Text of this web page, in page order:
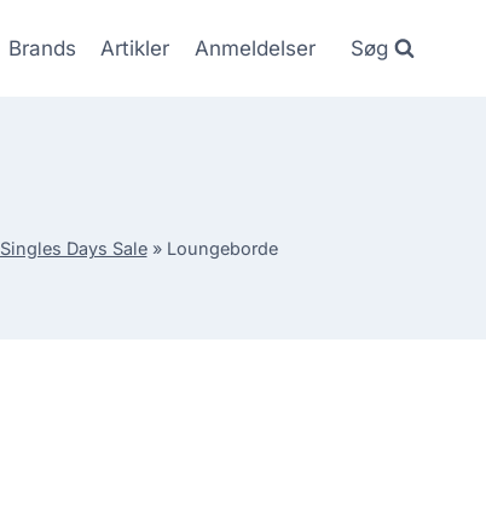
Brands Artikler Anmeldelser Søg
Singles Days Sale» Loungeborde